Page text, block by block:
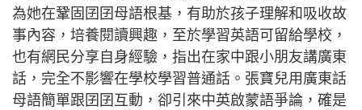
為她在鞏固囝囝母語根基，有助於孩子理解和吸收故
事內容，培養閱讀興趣，至於學習英語可留給學校，
也有網民分享自身經驗，指出在家中跟小朋友講廣東
話，完全不影響在學校學習普通話。張寶兒用廣東話
母語簡單跟囝囝互動，卻引來中英啟蒙語爭論，確是